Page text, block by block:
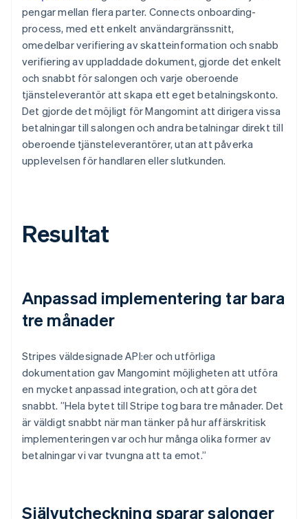
pengar mellan flera parter. Connects onboarding-
process, med ett enkelt användargränssnitt,
omedelbar verifiering av skatteinformation och snabb
verifiering av uppladdade dokument, gjorde det enkelt
och snabbt för salongen och varje oberoende
tjänsteleverantör att skapa ett eget betalningskonto.
Det gjorde det möjligt för Mangomint att dirigera vissa
betalningar till salongen och andra betalningar direkt till
oberoende tjänsteleverantörer, utan att påverka
upplevelsen för handlaren eller slutkunden.
Resultat
Anpassad implementering tar bara
tre månader
Stripes väldesignade API:er och utförliga
dokumentation gav Mangomint möjligheten att utföra
en mycket anpassad integration, och att göra det
snabbt. ”Hela bytet till Stripe tog bara tre månader. Det
är väldigt snabbt när man tänker på hur affärskritisk
implementeringen var och hur många olika former av
betalningar vi var tvungna att ta emot.”
Självutcheckning sparar salonger